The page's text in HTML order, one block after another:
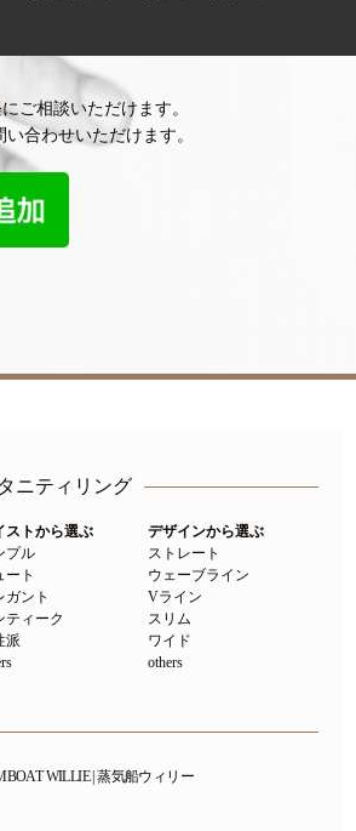
ご相談いただけます。
合わせいただけます。
ニティリング
ストから選ぶ
プル
ート
ガント
ティーク
派
デザインから選ぶ
ストレート
ウェーブライン
Vライン
スリム
ワイド
others
WILLIE | 蒸気船ウィリー